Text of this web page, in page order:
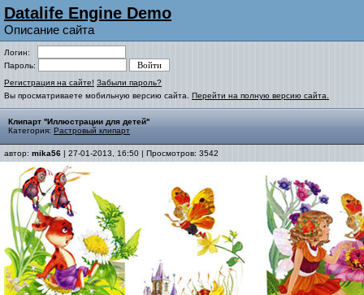
Datalife Engine Demo
Описание сайта
Логин:
Пароль:
Регистрация на сайте! Забыли пароль?
Вы просматриваете мобильную версию сайта. Перейти на полную версию сайта.
Клипарт ''Иллюстрации для детей''
Категория: Растровый клипарт
автор: mika56 | 27-01-2013, 16:50 | Просмотров: 3542